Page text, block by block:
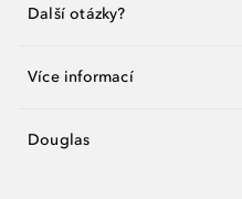
Další otázky?
Více informací
Douglas